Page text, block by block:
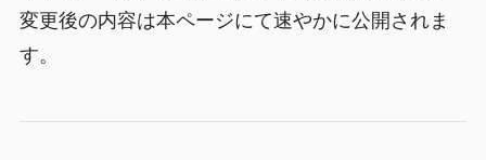
変更後の内容は本ページにて速やかに公開されま
す。